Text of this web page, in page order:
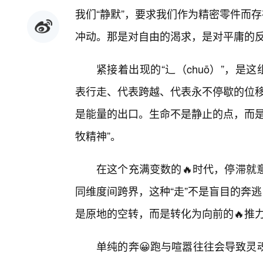
我们“静默”，要求我们作为精密零件而
冲动。那是对自由的渴求，是对平庸的
紧接着出现的“辶（chuō）”，是
表行走、代表跨越、代表永不停歇的位
是能量的出口。生命不是静止的点，而
牧精神”。
在这个充满变数的🔥时代，停滞就
同维度间跨界，这种“走”不是盲目的奔
是原地的空转，而是转化为向前的🔥推
单纯的奔😀跑与喧嚣往往会导致